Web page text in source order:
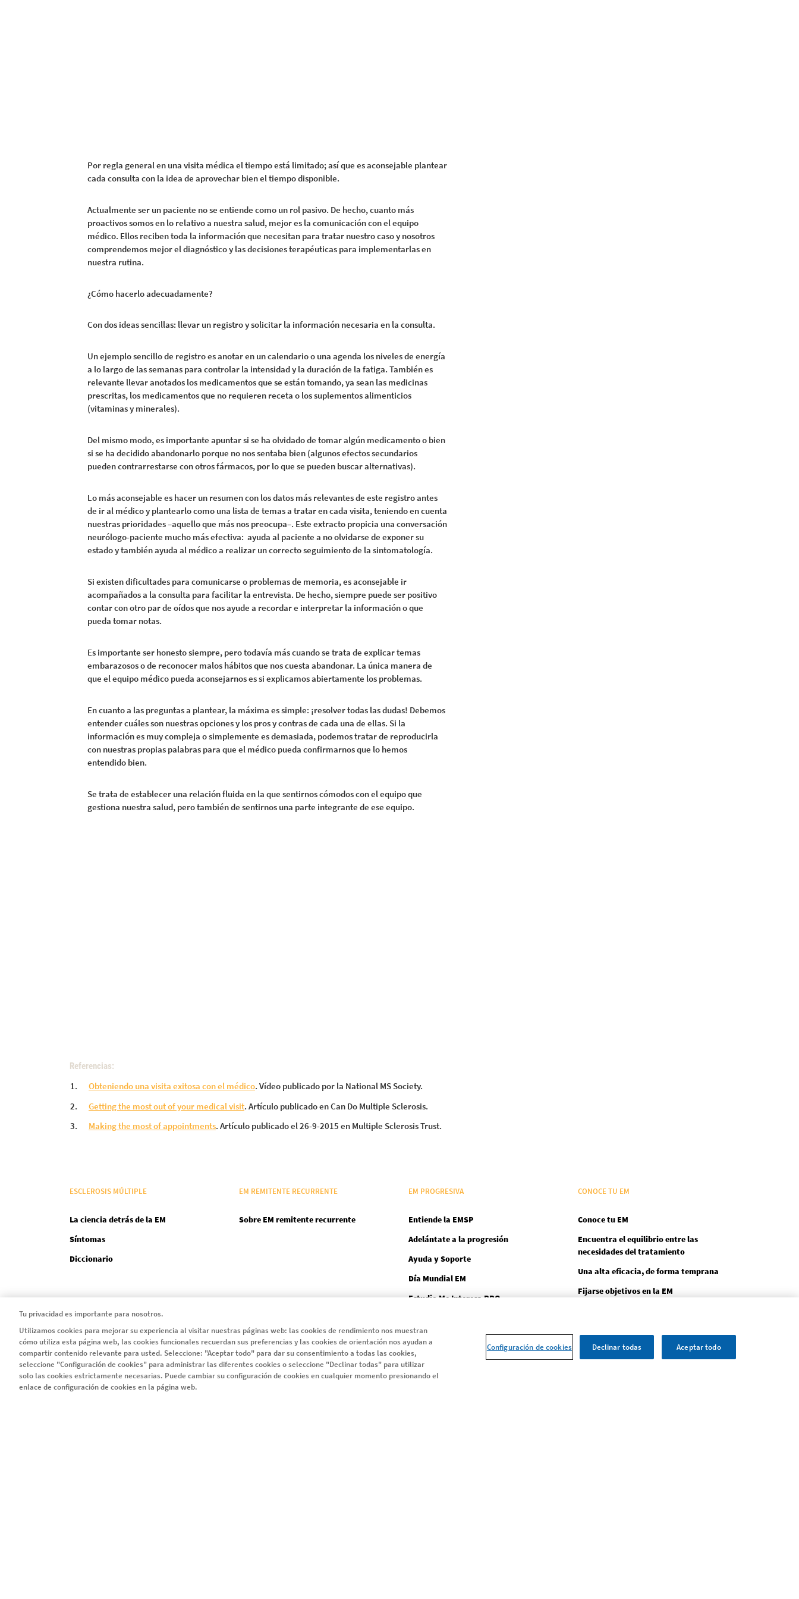
Por regla general en una visita médica el tiempo está limitado; así que es aconsejable plantear
cada consulta con la idea de aprovechar bien el tiempo disponible.
Actualmente ser un paciente no se entiende como un rol pasivo. De hecho, cuanto más
proactivos somos en lo relativo a nuestra salud, mejor es la comunicación con el equipo
médico. Ellos reciben toda la información que necesitan para tratar nuestro caso y nosotros
comprendemos mejor el diagnóstico y las decisiones terapéuticas para implementarlas en
nuestra rutina.
¿Cómo hacerlo adecuadamente?
Con dos ideas sencillas: llevar un registro y solicitar la información necesaria en la consulta.
Un ejemplo sencillo de registro es anotar en un calendario o una agenda los niveles de energía
a lo largo de las semanas para controlar la intensidad y la duración de la fatiga. También es
relevante llevar anotados los medicamentos que se están tomando, ya sean las medicinas
prescritas, los medicamentos que no requieren receta o los suplementos alimenticios
(vitaminas y minerales).
Del mismo modo, es importante apuntar si se ha olvidado de tomar algún medicamento o bien
si se ha decidido abandonarlo porque no nos sentaba bien (algunos efectos secundarios
pueden contrarrestarse con otros fármacos, por lo que se pueden buscar alternativas).
Lo más aconsejable es hacer un resumen con los datos más relevantes de este registro antes
de ir al médico y plantearlo como una lista de temas a tratar en cada visita, teniendo en cuenta
nuestras prioridades –aquello que más nos preocupa–. Este extracto propicia una conversación
neurólogo-paciente mucho más efectiva: ayuda al paciente a no olvidarse de exponer su
estado y también ayuda al médico a realizar un correcto seguimiento de la sintomatología.
Si existen dificultades para comunicarse o problemas de memoria, es aconsejable ir
acompañados a la consulta para facilitar la entrevista. De hecho, siempre puede ser positivo
contar con otro par de oídos que nos ayude a recordar e interpretar la información o que
pueda tomar notas.
Es importante ser honesto siempre, pero todavía más cuando se trata de explicar temas
embarazosos o de reconocer malos hábitos que nos cuesta abandonar. La única manera de
que el equipo médico pueda aconsejarnos es si explicamos abiertamente los problemas.
En cuanto a las preguntas a plantear, la máxima es simple: ¡resolver todas las dudas! Debemos
entender cuáles son nuestras opciones y los pros y contras de cada una de ellas. Si la
información es muy compleja o simplemente es demasiada, podemos tratar de reproducirla
con nuestras propias palabras para que el médico pueda confirmarnos que lo hemos
entendido bien.
Se trata de establecer una relación fluida en la que sentirnos cómodos con el equipo que
gestiona nuestra salud, pero también de sentirnos una parte integrante de ese equipo.
Referencias:
Obteniendo una visita exitosa con el médico. Vídeo publicado por la National MS Society.
Getting the most out of your medical visit. Artículo publicado en Can Do Multiple Sclerosis.
Making the most of appointments. Artículo publicado el 26-9-2015 en Multiple Sclerosis Trust.
ESCLEROSIS MÚLTIPLE
La ciencia detrás de la EM
Síntomas
Diccionario
EM REMITENTE RECURRENTE
Sobre EM remitente recurrente
EM PROGRESIVA
Entiende la EMSP
Adelántate a la progresión
Ayuda y Soporte
Día Mundial EM
Estudio Me Interesa PRO
CONOCE TU EM
Conoce tu EM
Encuentra el equilibrio entre las
necesidades del tratamiento
Una alta eficacia, de forma temprana
Fijarse objetivos en la EM
SERIE EMMA
Serie EMMA
Capítulo 1
Capítulo 2
Todos los artículos
Tu privacidad es importante para nosotros.
Utilizamos cookies para mejorar su experiencia al visitar nuestras páginas web: las cookies de rendimiento nos muestran
cómo utiliza esta página web, las cookies funcionales recuerdan sus preferencias y las cookies de orientación nos ayudan a
compartir contenido relevante para usted. Seleccione: "Aceptar todo" para dar su consentimiento a todas las cookies,
seleccione "Configuración de cookies" para administrar las diferentes cookies o seleccione "Declinar todas" para utilizar
solo las cookies estrictamente necesarias. Puede cambiar su configuración de cookies en cualquier momento presionando el
enlace de configuración de cookies en la página web.
Configuración de cookies Declinar todas Aceptar todo